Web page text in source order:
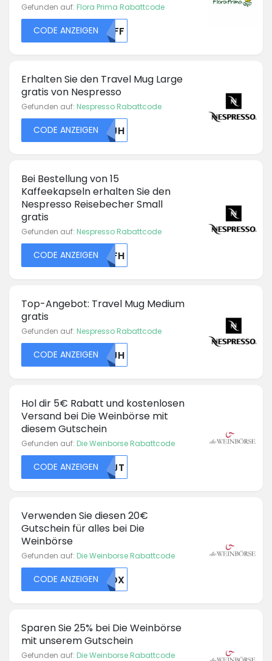
Gefunden auf: Flora Prima Rabattcode
CODE ANZEIGEN NTFF
Erhalten Sie den Travel Mug Large
gratis von Nespresso
Gefunden auf: Nespresso Rabattcode
CODE ANZEIGEN NTJH
Bei Bestellung von 15
Kaffeekapseln erhalten Sie den
Nespresso Reisebecher Small
gratis
Gefunden auf: Nespresso Rabattcode
CODE ANZEIGEN NTFH
Top-Angebot: Travel Mug Medium
gratis
Gefunden auf: Nespresso Rabattcode
CODE ANZEIGENMDJH
Hol dir 5€ Rabatt und kostenlosen
Versand bei Die Weinbörse mit
diesem Gutschein
Gefunden auf: Die Weinborse Rabattcode
CODE ANZEIGEN VZJT
Verwenden Sie diesen 20€
Gutschein für alles bei Die
Weinbörse
Gefunden auf: Die Weinborse Rabattcode
CODE ANZEIGENOVDX
Sparen Sie 25% bei Die Weinbörse
mit unserem Gutschein
Gefunden auf: Die Weinborse Rabattcode